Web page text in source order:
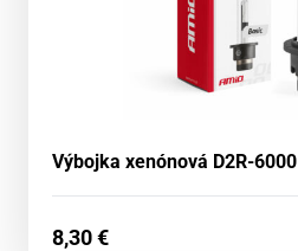
Výbojka xenónová D2R-6000
8,30€